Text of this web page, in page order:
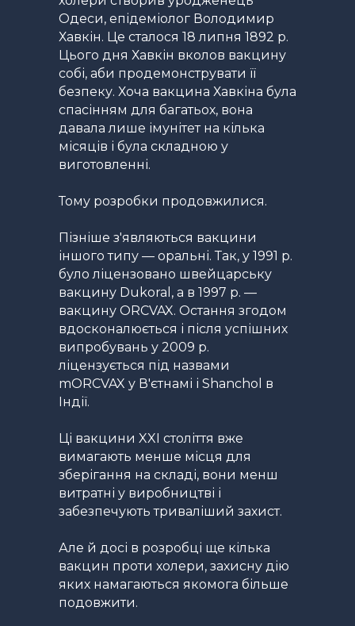
Одеси, епідеміолог Володимир
Хавкін. Це сталося 18 липня 1892 р.
Цього дня Хавкін вколов вакцину
собі, аби продемонструвати її
безпеку. Хоча вакцина Хавкіна була
спасінням для багатьох, вона
давала лише імунітет на кілька
місяців і була складною у
виготовленні.
Тому розробки продовжилися.
Пізніше з'являються вакцини
іншого типу — оральні. Так, у 1991 р.
було ліцензовано швейцарську
вакцину Dukoral, а в 1997 р. —
вакцину ORCVAX. Остання згодом
вдосконалюється і після успішних
випробувань у 2009 р.
ліцензується під назвами
mORCVAX у В'єтнамі і Shanchol в
Індії.
Ці вакцини XXI століття вже
вимагають менше місця для
зберігання на складі, вони менш
витратні у виробництві і
забезпечують триваліший захист.
Але й досі в розробці ще кілька
вакцин проти холери, захисну дію
яких намагаються якомога більше
подовжити.